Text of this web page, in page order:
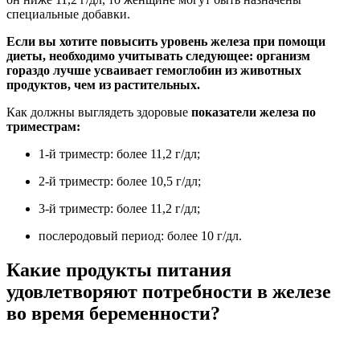
специальные добавки.
Если вы хотите повысить уровень железа при помощи
диеты, необходимо учитывать следующее: организм
гораздо лучше усваивает гемоглобин из животных
продуктов, чем из растительных.
Как должны выглядеть здоровые показатели железа по
триместрам:
1-й триместр: более 11,2 г/дл;
2-й триместр: более 10,5 г/дл;
3-й триместр: более 11,2 г/дл;
послеродовый период: более 10 г/дл.
Какие продукты питания
удовлетворяют потребности в железе
во время беременности?